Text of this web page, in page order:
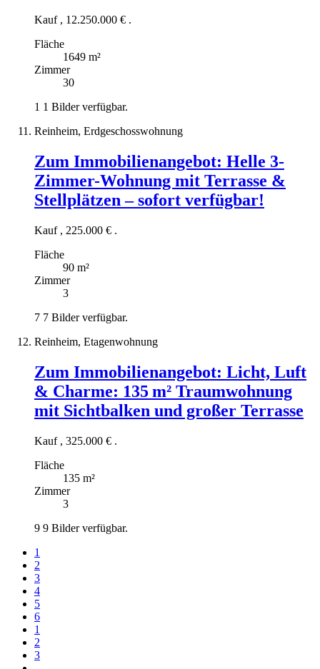
Kauf , 12.250.000 € .
Fläche
1649 m²
Zimmer
30
1 1 Bilder verfügbar.
Reinheim, Erdgeschosswohnung
Zum Immobilienangebot: Helle 3-
Zimmer-Wohnung mit Terrasse &
Stellplätzen – sofort verfügbar!
Kauf , 225.000 € .
Fläche
90 m²
Zimmer
3
7 7 Bilder verfügbar.
Reinheim, Etagenwohnung
Zum Immobilienangebot: Licht, Luft
& Charme: 135 m² Traumwohnung
mit Sichtbalken und großer Terrasse
Kauf , 325.000 € .
Fläche
135 m²
Zimmer
3
9 9 Bilder verfügbar.
1
2
3
4
5
6
1
2
3